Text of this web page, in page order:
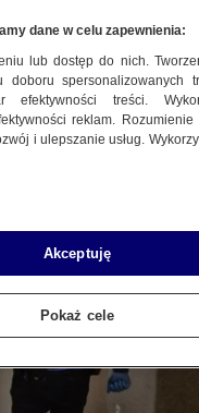
dane w celu zapewnienia:
lub dostęp do nich.
doboru spersonalizowanych
efektywności treści.
reklam.
i ulepszanie usług.
Akceptuję
Pokaż cele